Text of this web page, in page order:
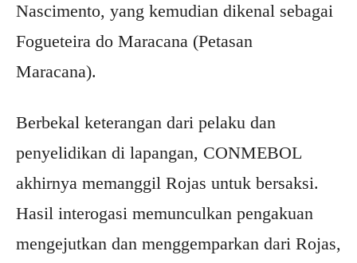
Nascimento, yang kemudian dikenal sebagai
Fogueteira do Maracana (Petasan
Maracana).
Berbekal keterangan dari pelaku dan
penyelidikan di lapangan, CONMEBOL
akhirnya memanggil Rojas untuk bersaksi.
Hasil interogasi memunculkan pengakuan
mengejutkan dan menggemparkan dari Rojas,